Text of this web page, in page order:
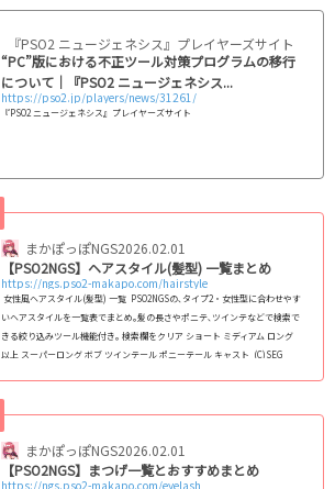
gle || ).push({});互換性モードの設定を外す方法 ゲームランチャーを起動
『PSO2 ニュージェネシス』プレイヤーズサイト｜
“PC”版における不正ツール対策プログラムの移行
について｜『PSO2 ニュージェネシス...
https://pso2.jp/players/news/31261/
『PSO2 ニュージェネシス』プレイヤーズサイト
まかぽっぽNGS2026.02.01
【PSO2NGS】ヘアスタイル(髪型) 一覧まとめ
https://ngs.pso2-makapo.com/hairstyle
女性風ヘアスタイル(髪型) 一覧 PSO2NGSの､タイプ2・女性型に合わせやす
いヘアスタイルを一覧表でまとめ｡髪の長さやポニテ､ツインテなどで検索で
きる絞り込みツール機能付き｡ 検索欄をクリア ショート ミディアム ロング
以上 スーパーロング ボブ ツインテール ポニーテール キャスト (C)SEG
まかぽっぽNGS2026.02.01
【PSO2NGS】まつげ一覧とおすすめまとめ
https://ngs.pso2-makapo.com/eyelash